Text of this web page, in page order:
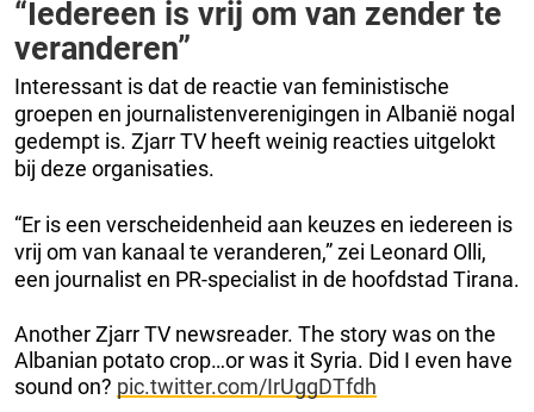
“Iedereen is vrij om van zender te
veranderen”
Interessant is dat de reactie van feministische
groepen en journalistenverenigingen in Albanië nogal
gedempt is. Zjarr TV heeft weinig reacties uitgelokt
bij deze organisaties.
“Er is een verscheidenheid aan keuzes en iedereen is
vrij om van kanaal te veranderen,” zei Leonard Olli,
een journalist en PR-specialist in de hoofdstad Tirana.
Another Zjarr TV newsreader. The story was on the
Albanian potato crop…or was it Syria. Did I even have
sound on? pic.twitter.com/IrUggDTfdh